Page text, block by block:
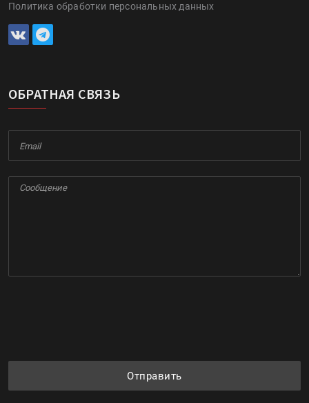
Политика обработки персональных данных
ОБРАТНАЯ СВЯЗЬ
Отправить